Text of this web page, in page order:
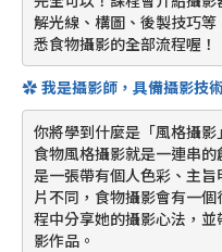
解光線、構圖、後製技巧
悉食物攝影的全部流程喔！
✿ 我是攝影師，具備攝影技
你將學到什麼是「風格攝影
食物風格攝影就是一連串
是一張帶有個人色彩、主
片不同，食物攝影會有一
程中分享她的攝影心法，
影作品。